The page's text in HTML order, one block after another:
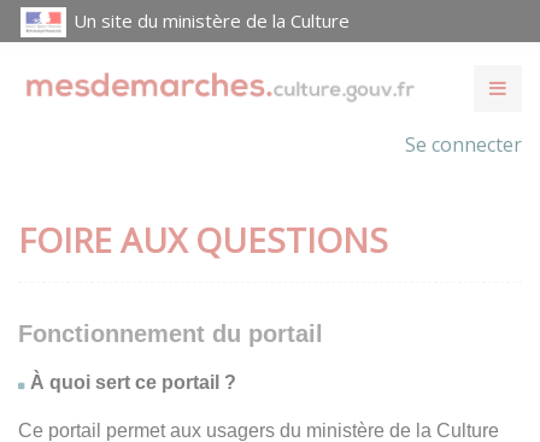
Un site du ministère de la Culture
Se connecter
FOIRE AUX QUESTIONS
Fonctionnement du portail
À quoi sert ce portail ?
Ce portail permet aux usagers du ministère de la Culture